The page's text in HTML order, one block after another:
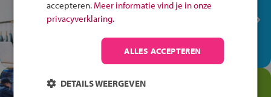
Ontdek via het vmbo jouw talent
op de winkelvloer, waar elke dag
anders is!
Jouw talent in de
accepteren. Meer informatie vind je in onze
privacyverklaring.
ALLES ACCEPTEREN
DETAILS WEERGEVEN